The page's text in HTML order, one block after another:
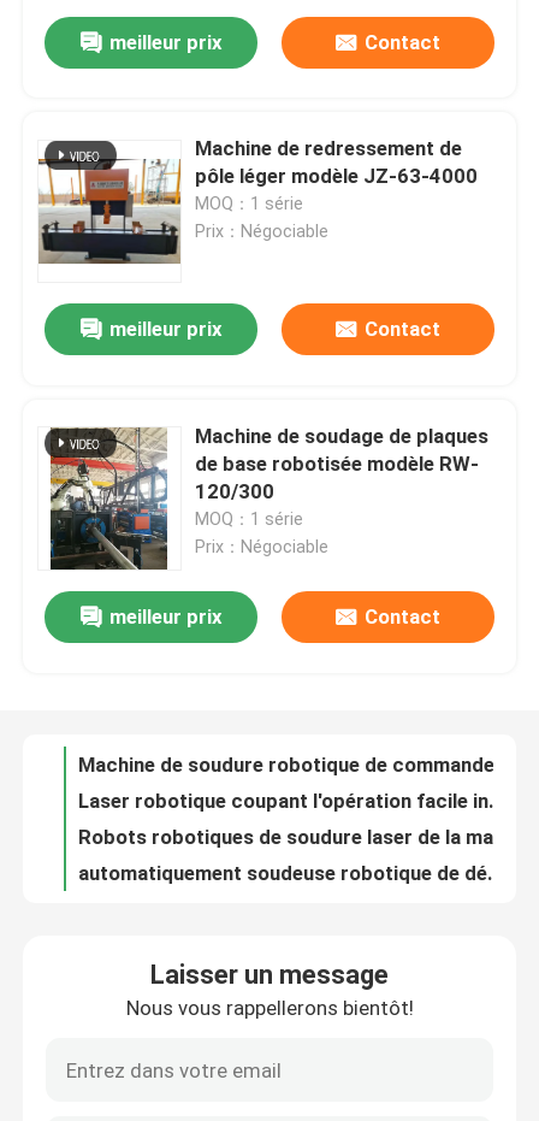
Accueil
Produits
À propos de nous
Visite de l'usine
Nous contacter
Nouvelles
meilleur prix Contact
Machine de redressement de
pôle léger modèle JZ-63-4000
MOQ：1 série
Prix：Négociable
meilleur prix Contact
Machine de soudage de plaques
de base robotisée modèle RW-
120/300
MOQ：1 série
Prix：Négociable
meilleur prix Contact
automatiquement soudeuse robotique de découpeuse de laser de fibre du robot 3D
Laisser un message
Nous vous rappellerons bientôt!